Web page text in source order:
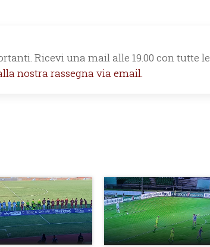
Ricevi una mail alle 19.00 con tutte le
nostra rassegna via email.